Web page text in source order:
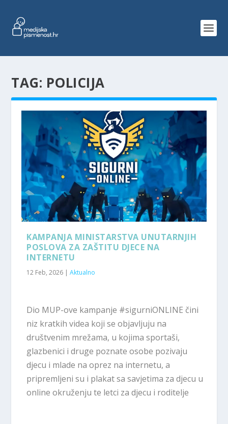
TAG: POLICIJA
KAMPANJA MINISTARSTVA UNUTARNJIH
POSLOVA ZA ZAŠTITU DJECE NA
INTERNETU
12 Feb, 2026 |Aktualno
Dio MUP-ove kampanje #sigurniONLINE čini
niz kratkih videa koji se objavljuju na
društvenim mrežama, u kojima sportaši,
glazbenici i druge poznate osobe pozivaju
djecu i mlade na oprez na internetu, a
pripremljeni su i plakat sa savjetima za djecu u
online okruženju te letci za djecu i roditelje